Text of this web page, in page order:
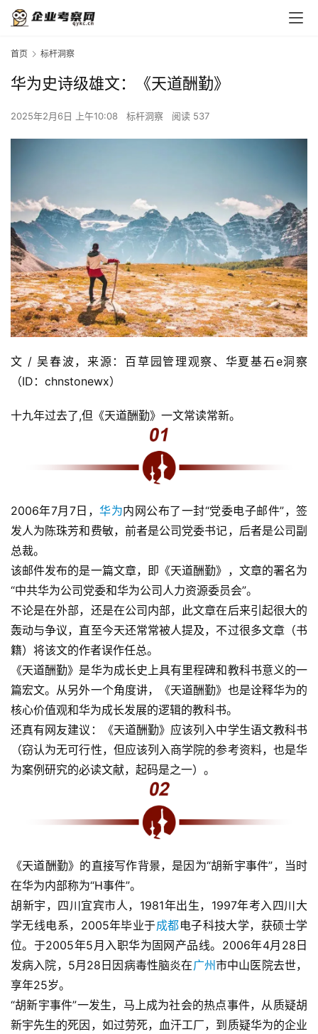
首页 标杆洞察
华为史诗级雄文：《天道酬勤》
2025年2月6日 上午10:08 标杆洞察 阅读 537
文 / 吴春波，来源：百草园管理观察、华夏基石e洞察
（ID：chnstonewx）
十九年过去了,但《天道酬勤》一文常读常新。
2006年7月7日，华为内网公布了一封“党委电子邮件”，签
发人为陈珠芳和费敏，前者是公司党委书记，后者是公司副
总裁。
该邮件发布的是一篇文章，即《天道酬勤》，文章的署名为
“中共华为公司党委和华为公司人力资源委员会”。
不论是在外部，还是在公司内部，此文章在后来引起很大的
轰动与争议，直至今天还常常被人提及，不过很多文章（书
籍）将该文的作者误作任总。
《天道酬勤》是华为成长史上具有里程碑和教科书意义的一
篇宏文。从另外一个角度讲，《天道酬勤》也是诠释华为的
核心价值观和华为成长发展的逻辑的教科书。
还真有网友建议：《天道酬勤》应该列入中学生语文教科书
（窃认为无可行性，但应该列入商学院的参考资料，也是华
为案例研究的必读文献，起码是之一）。
《天道酬勤》的直接写作背景，是因为“胡新宇事件”，当时
在华为内部称为“H事件”。
胡新宇，四川宜宾市人，1981年出生，1997年考入四川大
学无线电系，2005年毕业于成都电子科技大学，获硕士学
位。于2005年5月入职华为固网产品线。2006年4月28日
发病入院，5月28日因病毒性脑炎在广州市中山医院去世，
享年25岁。
“胡新宇事件”一发生，马上成为社会的热点事件，从质疑胡
新宇先生的死因，如过劳死，血汗工厂，到质疑华为的企业